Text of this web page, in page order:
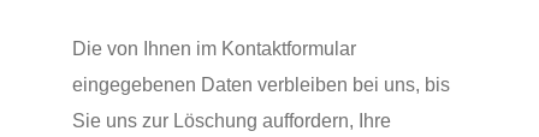
Die von Ihnen im Kontaktformular
eingegebenen Daten verbleiben bei uns, bis
Sie uns zur Löschung auffordern, Ihre